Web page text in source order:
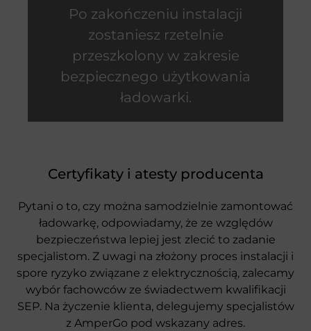
Po zakończeniu instalacji
zostaniesz rzetelnie
przeszkolony w zakresie
bezpiecznego użytkowania
ładowarki.
Certyfikaty i atesty producenta
Pytani o to, czy można samodzielnie zamontować
ładowarkę, odpowiadamy, że ze względów
bezpieczeństwa lepiej jest zlecić to zadanie
specjalistom. Z uwagi na złożony proces instalacji i
spore ryzyko związane z elektrycznością, zalecamy
wybór fachowców ze świadectwem kwalifikacji
SEP. Na życzenie klienta, delegujemy specjalistów
z AmperGo pod wskazany adres.